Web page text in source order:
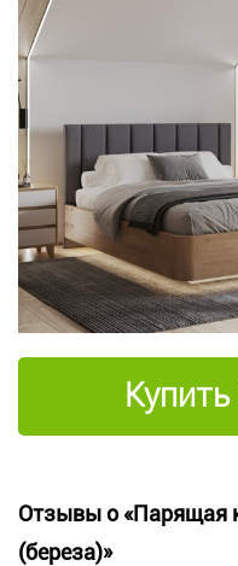
Отзывы о «Парящая
(береза)»